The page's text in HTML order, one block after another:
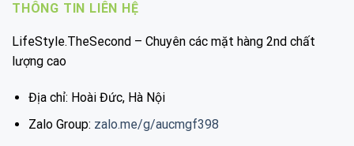
THÔNG TIN LIÊN HỆ
LifeStyle.TheSecond – Chuyên các mặt hàng 2nd chất
lượng cao
Địa chỉ: Hoài Đức, Hà Nội
Zalo Group: zalo.me/g/aucmgf398